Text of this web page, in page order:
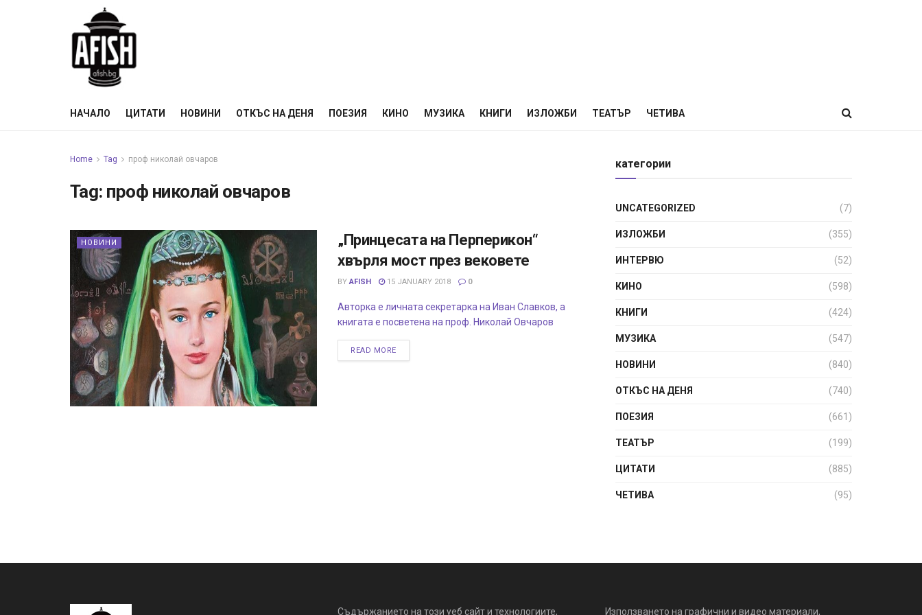
НАЧАЛО ЦИТАТИ НОВИНИ ОТКЪС НА ДЕНЯ ПОЕЗИЯ КИНО МУЗИКА КНИГИ ИЗЛОЖБИ ТЕАТЪР ЧЕТИВА
Home Tag проф николай овчаров
Tag: проф николай овчаров
НОВИНИ
„Принцесата на Перперикон“
хвърля мост през вековете
BY AFISH 15 JANUARY 2018 0
Авторка е личната секретарка на Иван Славков, а
книгата е посветена на проф. Николай Овчаров
READ MORE
категории
UNCATEGORIZED (7)
ИЗЛОЖБИ (355)
ИНТЕРВЮ (52)
КИНО (598)
КНИГИ (424)
МУЗИКА (547)
НОВИНИ (840)
ОТКЪС НА ДЕНЯ (740)
ПОЕЗИЯ (661)
ТЕАТЪР (199)
ЦИТАТИ (885)
ЧЕТИВА (95)
Съдържанието на този уеб сайт и технологиите, Използването на графични и видео материали,